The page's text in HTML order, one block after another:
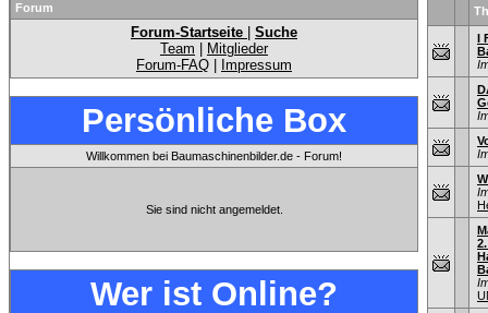
Forum
Forum-Startseite
Suche
Team
Mitglieder
Forum-FAQ
Impressum
Persönliche Box
Willkommen bei Baumaschinenbilder.de - Forum!
Sie sind nicht angemeldet.
Wer ist Online?
I